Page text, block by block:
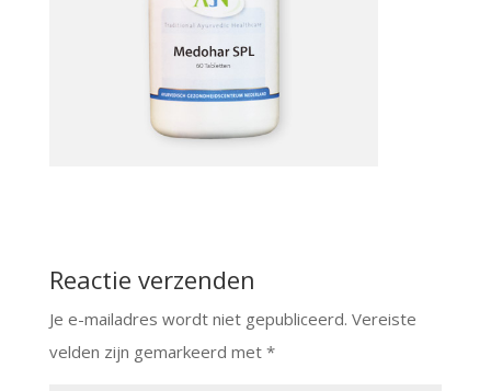
Reactie verzenden
Je e-mailadres wordt niet gepubliceerd. Vereiste
velden zijn gemarkeerd met *